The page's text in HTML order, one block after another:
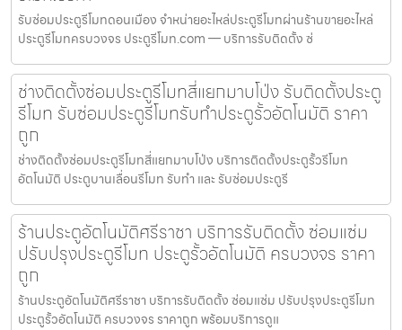
รับซ่อมประตูรีโมทดอนเมือง จำหน่ายอะไหล่ประตูรีโมทผ่านร้านขายอะไหล่
ประตูรีโมทครบวงจร ประตูรีโมท.com — บริการรับติดตั้ง ซ่
ช่างติดตั้งซ่อมประตูรีโมทสี่แยกมาบโป่ง รับติดตั้งประตู
รีโมท รับซ่อมประตูรีโมทรับทำประตูรั้วอัตโนมัติ ราคา
ถูก
ช่างติดตั้งซ่อมประตูรีโมทสี่แยกมาบโป่ง บริการติดตั้งประตูรั้วรีโมท
อัตโนมัติ ประตูบานเลื่อนรีโมท รับทำ และ รับซ่อมประตูรี
ร้านประตูอัตโนมัติศรีราชา บริการรับติดตั้ง ซ่อมแซ่ม
ปรับปรุงประตูรีโมท ประตูรั้วอัตโนมัติ ครบวงจร ราคา
ถูก
ร้านประตูอัตโนมัติศรีราชา บริการรับติดตั้ง ซ่อมแซ่ม ปรับปรุงประตูรีโมท
ประตูรั้วอัตโนมัติ ครบวงจร ราคาถูก พร้อมบริการดูแ